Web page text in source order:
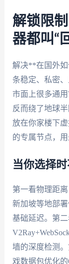
解锁限
器都叫“
解决**在国外
条稳定、私密
市面上很多通
反而绕了地球
放在你家楼下
的专属节点，
当你选择
第一看物理距
新加坡等地部
基础延迟。第
墙的深度检测
戏数据包优化